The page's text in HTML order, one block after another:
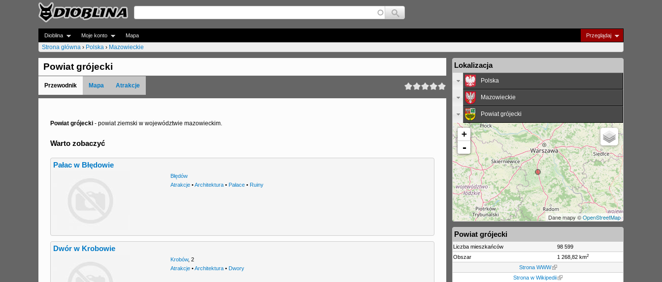
Jump to navigation
Dioblina Moje konto Przeglądaj
Mapa
J
e
s
Strona główna › Polska › Mazowieckie
Powiat grójecki
Przewodnik Mapa Atrakcje
Powiat grójecki - powiat ziemski w województwie mazowieckim.
Warto zobaczyć
Pałac w Błędowie
Błędów
Atrakcje •Architektura • Pałace • Ruiny
Dwór w Krobowie
Krobów,2
Atrakcje •Architektura • Dwory
Lokalizacja
Polska
Mazowieckie
Powiat grójecki
+
-
Dane mapy ©OpenStreetMap
Powiat grójecki
Liczba mieszkańców
98 599
Obszar
1 268,82 km2
Strona WWW
Strona w Wikipedii